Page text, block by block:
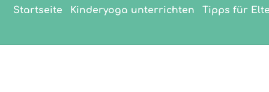
Startseite Kinderyoga unterrichten Tipps für